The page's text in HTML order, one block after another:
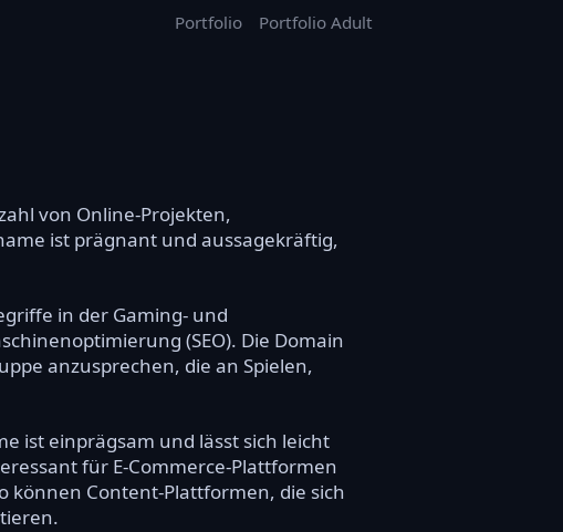
Portfolio Portfolio Adult
von Online-Projekten,
ist prägnant und aussagekräftig,
in der Gaming- und
(SEO). Die Domain
anzusprechen, die an Spielen,
ist einprägsam und lässt sich leicht
für E-Commerce-Plattformen
können Content-Plattformen, die sich